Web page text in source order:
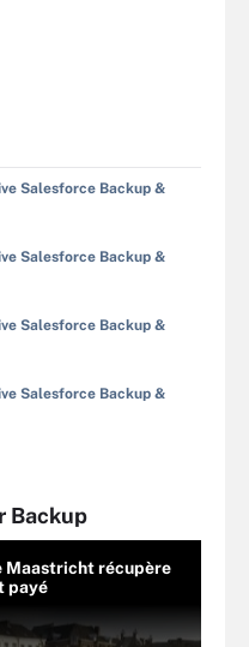
Salesforce Backup &
Salesforce Backup &
Salesforce Backup &
Salesforce Backup &
Backup
Maastricht récupère
payé